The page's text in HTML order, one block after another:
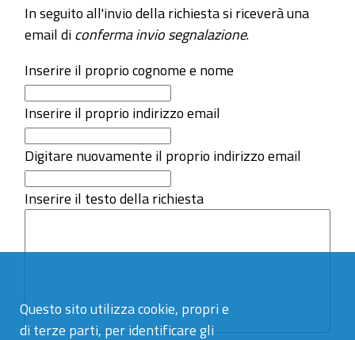
Questo sito utilizza cookie, propri e
di terze parti, per identificare gli
In seguito all'invio della richiesta si riceverà una
email diconferma invio segnalazione.
Inserire il proprio cognome e nome
Inserire il proprio indirizzo email
Digitare nuovamente il proprio indirizzo email
Inserire il testo della richiesta